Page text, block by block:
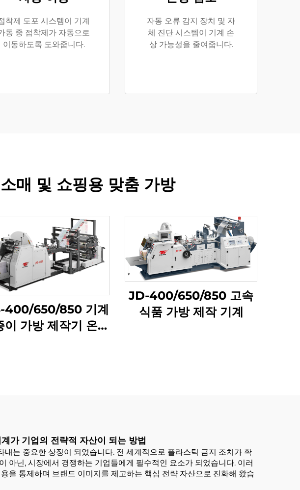
착제 도포 시스템이 기계
동 중 접착제가 자동으로
이동하도록 도와줍니다.
자동 오류 감지 장치 및 자
체 진단 시스템이 기계 손
상 가능성을 줄여줍니다.
매 및 쇼핑용 맞춤 가방
400/650/850 기계
이 가방 제작기 온라
JD-400/650/850 고속
식품 가방 제작 기계
가 기업의 전략적 자산이 되는 방법
는 중요한 상징이 되었습니다. 전 세계적으로 플라스틱 금지 조치가 확
아닌, 시장에서 경쟁하는 기업들에게 필수적인 요소가 되었습니다. 이러
을 통제하며 브랜드 이미지를 제고하는 핵심 전략 자산으로 진화해 왔습